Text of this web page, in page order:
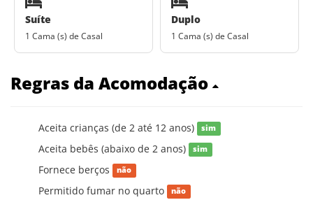
Suíte
1 Cama (s) de Casal
Duplo
1 Cama (s) de Casal
Regras da Acomodação
Aceita crianças (de 2 até 12 anos) sim
Aceita bebês (abaixo de 2 anos) sim
Fornece berços não
Permitido fumar no quarto não